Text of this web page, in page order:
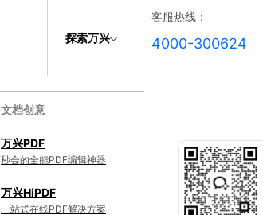
探索万兴
客服热线：
4000-300624
文档创意
万兴PDF
秒会的全能PDF编辑神器
万兴HiPDF
一站式在线PDF解决方案